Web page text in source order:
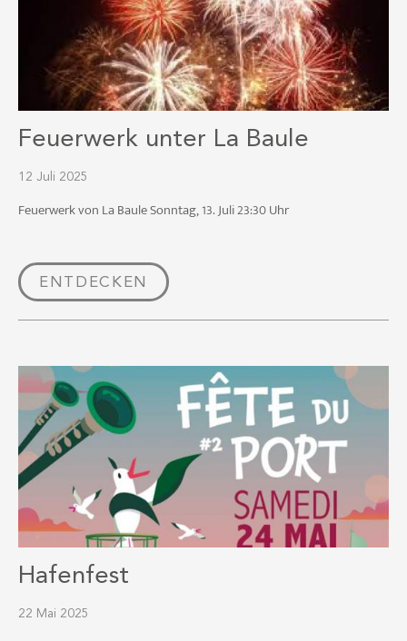
Feuerwerk unter La Baule
12 Juli 2025
Feuerwerk von La Baule Sonntag, 13. Juli 23:30 Uhr
ENTDECKEN
Hafenfest
22 Mai 2025